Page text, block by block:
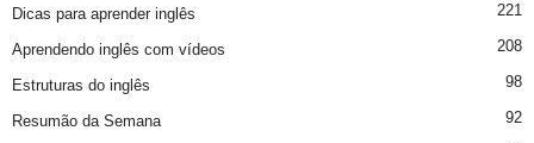
Dicas para aprender inglês 221
Aprendendo inglês com vídeos 208
Estruturas do inglês 98
Resumão da Semana 92